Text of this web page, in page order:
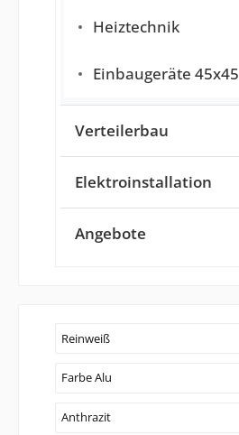
Heiztechnik
Einbaugeräte 45x45
Verteilerbau
Elektroinstallation
Angebote
Reinweiß
Farbe Alu
Anthrazit